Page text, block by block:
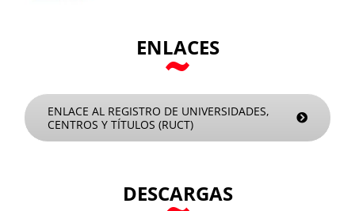
ENLACES
ENLACE AL REGISTRO DE UNIVERSIDADES,
CENTROS Y TÍTULOS (RUCT)
DESCARGAS